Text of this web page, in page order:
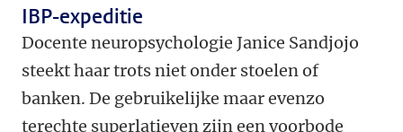
IBP-expeditie
Docente neuropsychologie Janice Sandjojo
steekt haar trots niet onder stoelen of
banken. De gebruikelijke maar evenzo
terechte superlatieven zijn een voorbode